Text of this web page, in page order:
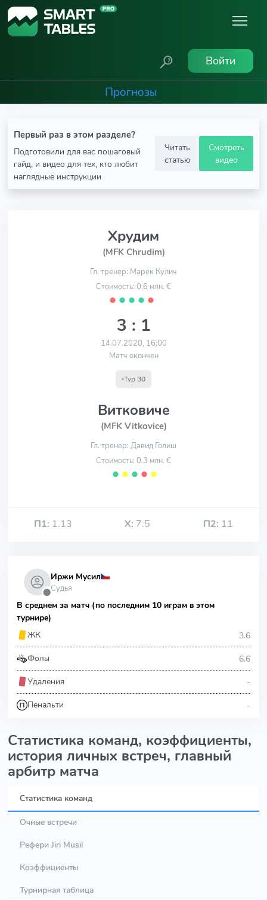
Войти
Прогнозы
Первый раз в этом разделе?
Подготовили для вас пошаговый
гайд, и видео для тех, кто любит
наглядные инструкции
Читать
статью
Смотреть
видео
Хрудим
(MFK Chrudim)
Гл. тренер: Марек Кулич
Стоимость: 0.6 млн. €
⬤ ⬤ ⬤ ⬤ ⬤
3 : 1
14.07.2020, 16:00
Матч окончен
Тур 30
Витковиче
(MFK Vitkovice)
Гл. тренер: Давид Голиш
Стоимость: 0.3 млн. €
⬤ ⬤ ⬤ ⬤ ⬤
П1: 1.13 Х: 7.5 П2: 11
⬤
Иржи Мусил
Судья
В среднем за матч (по последним 10 играм в этом
турнире)
ЖК
3.6
Фолы 6.6
Удаления -
Пенальти -
Статистика команд, коэффициенты,
история личных встреч, главный
арбитр матча
Статистика команд
Очные встречи
Рефери Jiri Musil
Коэффициенты
Турнирная таблица